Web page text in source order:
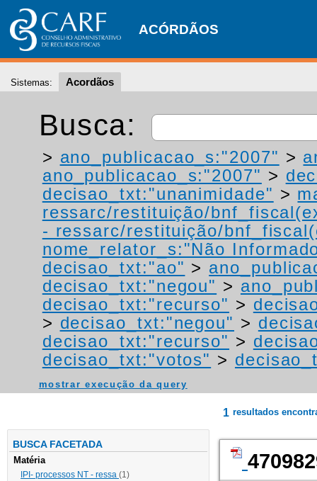
ACÓRDÃOS
Sistemas: Acordãos
Busca:
> ano_publicacao_s:"2007" >
ano_publicacao_s:"2007" >
decisao_txt:"unanimidade" >
ressarc/restituição/
- ressarc/restituição/
nome_relator_s:"Não
decisao_txt:"ao" >
decisao_txt:"negou" >
decisao_txt:"recurso" >
> decisao_txt:"negou" >
decisao_txt:"recurso" >
decisao_txt:"votos" >
mostrar execução da query
BUSCA FACETADA
Matéria
IPI- processos NT - ressa (1)
1 resultados